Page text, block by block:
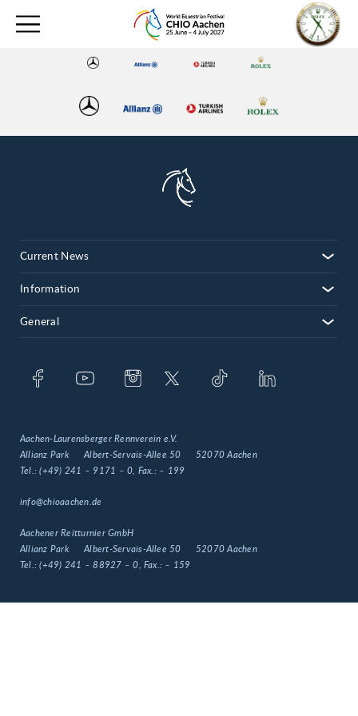
Current News
Information
General
Aachen-Laurensberger Rennverein e.V.
Allianz Park
Albert-Servais-Allee 50
52070 Aachen
Tel.:(+49) 241 – 9171 – 0 , Fax.: – 199
info@chioaachen.de
Aachener Reitturnier GmbH
Allianz Park
Albert-Servais-Allee 50
52070 Aachen
Tel.:(+49) 241 – 88927 – 0 , Fax.: – 159